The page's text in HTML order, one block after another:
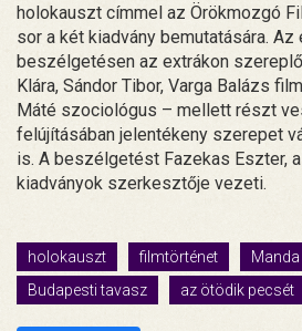
holokauszt címmel az Örökmozgó
sor a két kiadvány bemutatására.
beszélgetésen az extrákon
Klára, Sándor Tibor, Varga Balázs
Máté szociológus – mellett részt
felújításában jelentékeny szerepet
is. A beszélgetést Fazekas Eszter,
kiadványok szerkesztője vezeti.
holokauszt filmtörténet Manda
Budapesti tavasz
az ötödik pecsét